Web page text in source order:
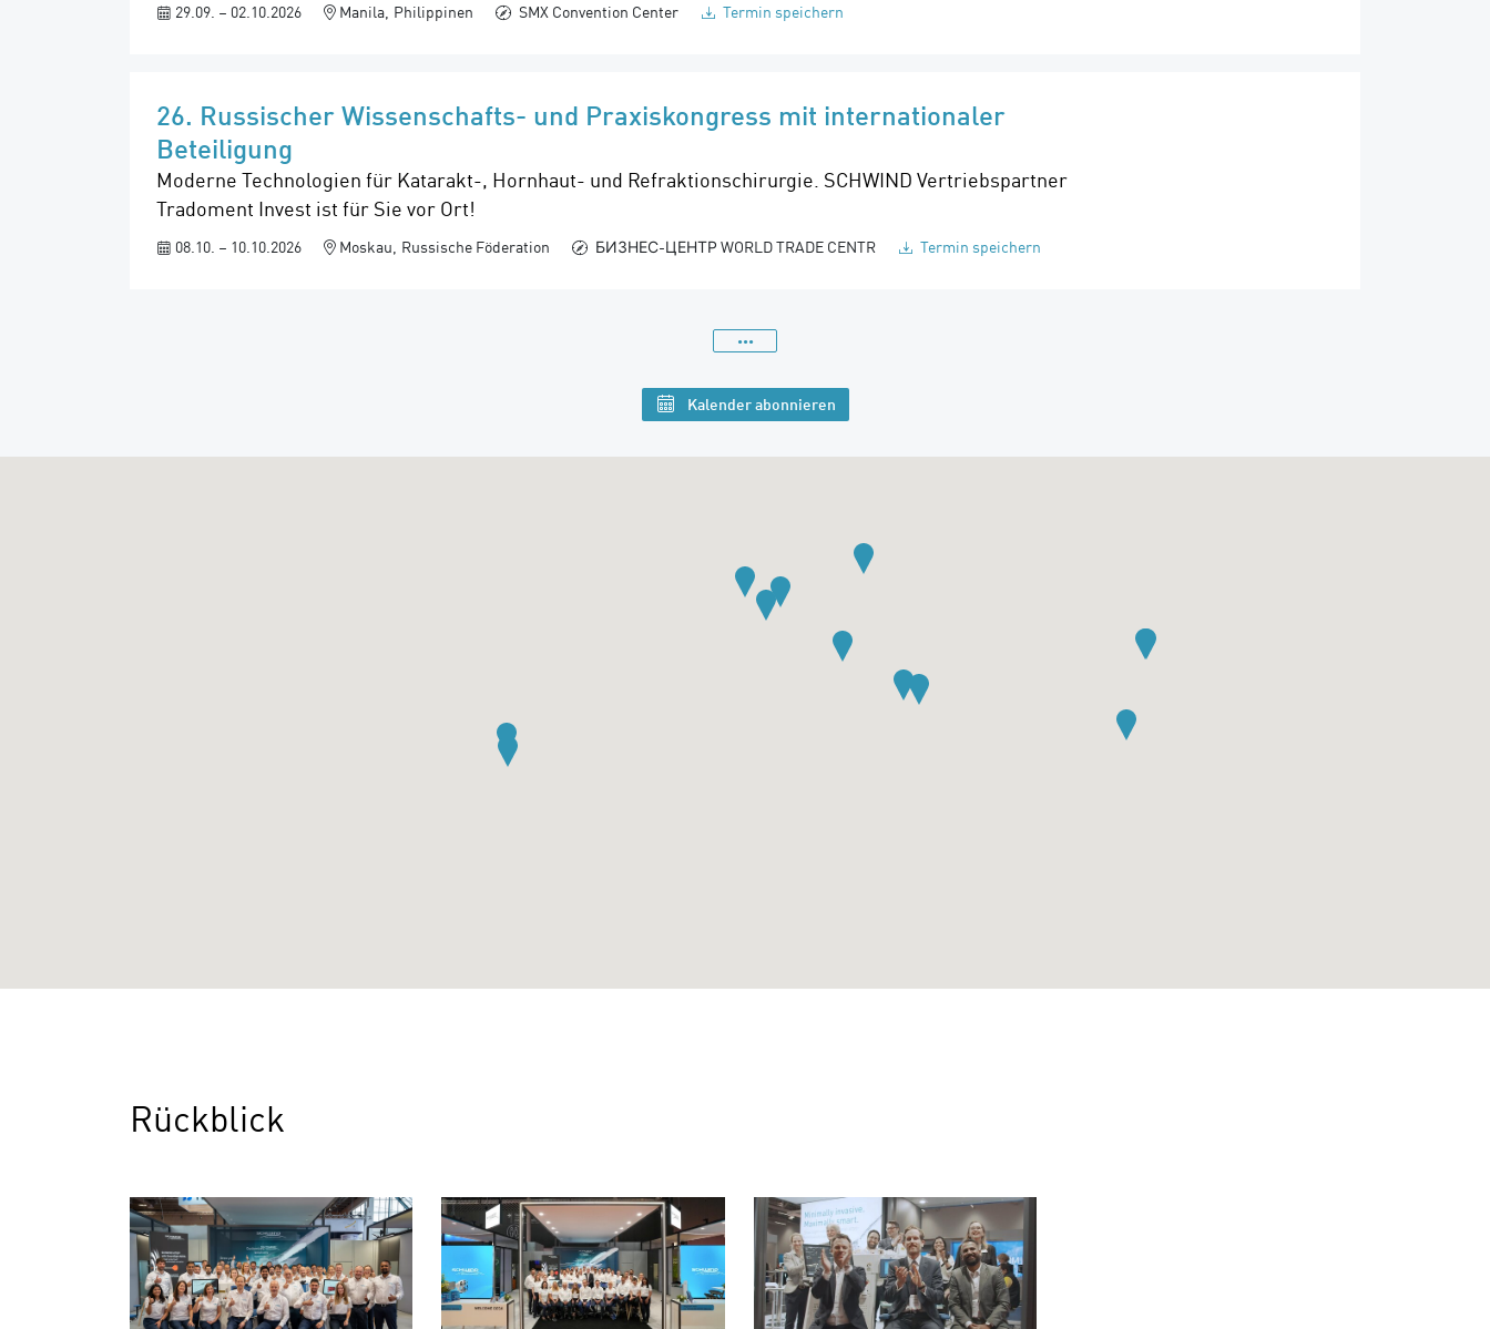
29.09. – 02.10.2026 Manila Philippinen SMX Convention Center Termin speichern
26. Russischer Wissenschafts- und Praxiskongress mit internationaler
Beteiligung
Moderne Technologien für Katarakt-, Hornhaut- und Refraktionschirurgie. SCHWIND Vertriebspartner
Tradoment Invest ist für Sie vor Ort!
08.10. – 10.10.2026 Moskau Russische Föderation БИЗНЕС-ЦЕНТР WORLD TRADE CENTR Termin speichern
Kalender abonnieren
Rückblick